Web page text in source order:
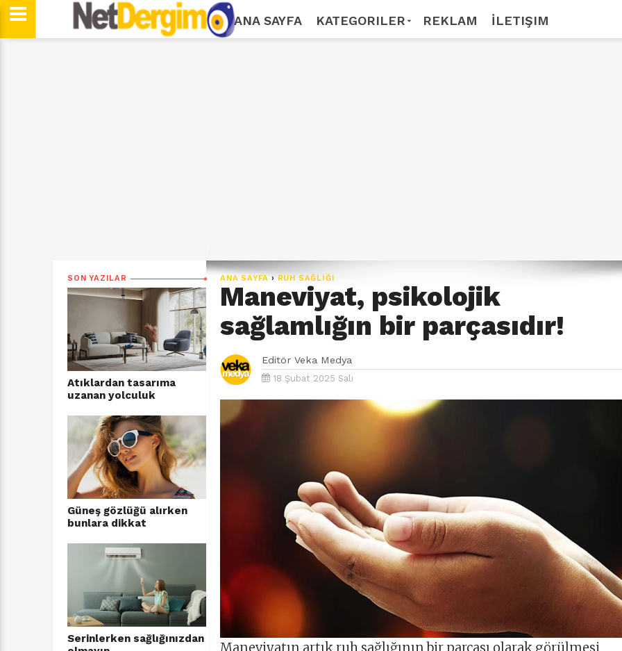
ANA SAYFA KATEGORILER REKLAM İLETIŞIM
SON YAZILAR
Atıklardan tasarıma
uzanan yolculuk
Güneş gözlüğü alırken
bunlara dikkat
Serinlerken sağlığınızdan
ANA SAYFA › RUH SAĞLIĞI
Maneviyat, psikolojik
sağlamlığın bir parçasıdır!
Editör Veka Medya
18 Şubat 2025 Salı